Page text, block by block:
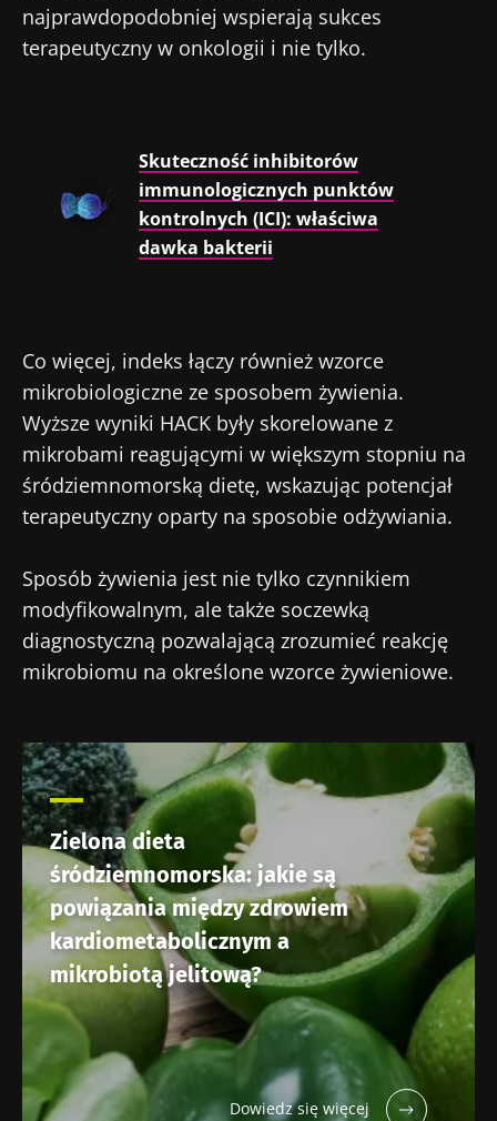
najprawdopodobniej wspierają sukces
terapeutyczny w onkologii i nie tylko.
Skuteczność inhibitorów
immunologicznych punktów
kontrolnych (ICI): właściwa
dawka bakterii
Co więcej, indeks łączy również wzorce
mikrobiologiczne ze sposobem żywienia.
Wyższe wyniki HACK były skorelowane z
mikrobami reagującymi w większym stopniu na
śródziemnomorską dietę, wskazując potencjał
terapeutyczny oparty na sposobie odżywiania.
Sposób żywienia jest nie tylko czynnikiem
modyfikowalnym, ale także soczewką
diagnostyczną pozwalającą zrozumieć reakcję
mikrobiomu na określone wzorce żywieniowe.
Zielona dieta
śródziemnomorska: jakie są
powiązania między zdrowiem
kardiometabolicznym a
mikrobiotą jelitową?
Dowiedz się więcej
* Pole obowiązkowe
mikrobioty na
zdrowie
reprodukcyjne
Wewnętrzna
mikrobiota raka
jelita grubego
niezależnym
wskaźnikiem